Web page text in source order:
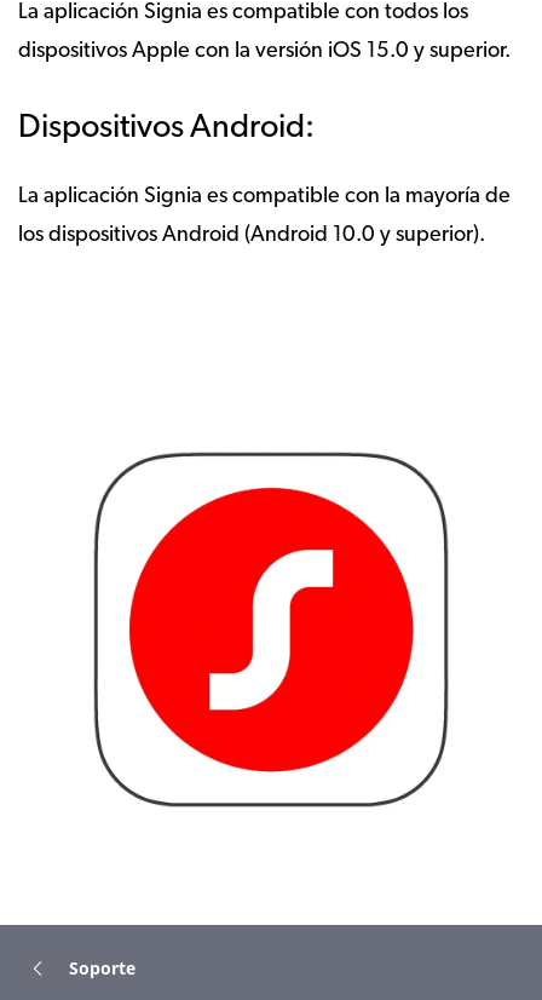
La aplicación Signia es compatible con todos los
dispositivos Apple con la versión iOS 15.0 y superior.
Dispositivos Android:
La aplicación Signia es compatible con la mayoría de
los dispositivos Android (Android 10.0 y superior).
Soporte